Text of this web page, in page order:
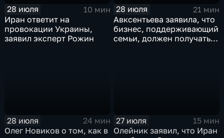
28 июля
10 мин
Иран ответит на
провокации Украины,
заявил эксперт Рожин
28 июля
21 мин
Авксентьева заявила, что
бизнес, поддерживающий
семьи, должен получать
28 июля
24 мин
Олег Новиков о том, как в
27 июля
15 мин
Олейник заявил, что Иран